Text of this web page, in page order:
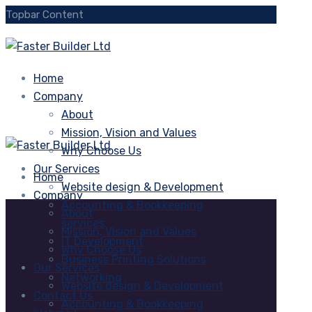
Topbar Content
Home
Company
About
Mission, Vision and Values
Why Choose Us
Our Services
Website design & Development
Accounting & Bookkeeping
services
IT Development
Business Printing Solutions
Networking
Contact Us
Home
Company
About
Mission, Vision and Values
Why Choose Us
Our Services
Website design & Development
Accounting & Bookkeeping